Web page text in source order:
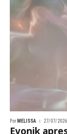
Por MELISSA 27/07/2026
Evonik